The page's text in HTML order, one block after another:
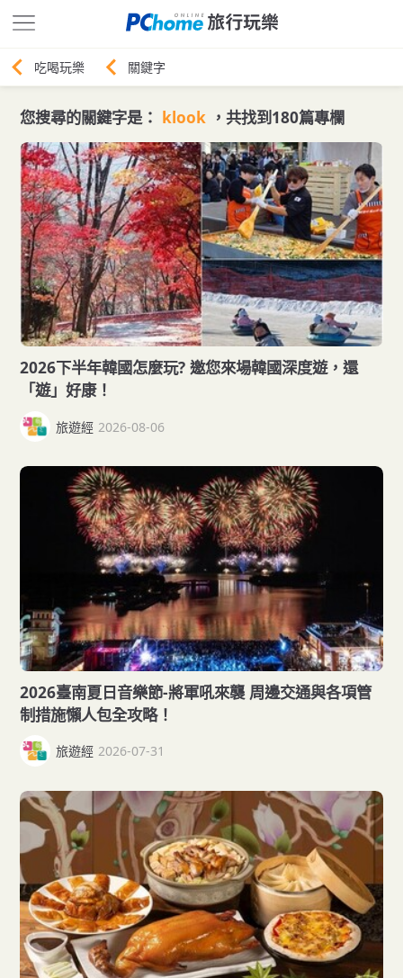
您搜尋的關鍵字是： klook，共找到180篇專欄
2026下半年韓國怎麼玩? 邀您來場韓國深度遊，還
「遊」好康！
旅遊經 2026-08-06
2026臺南夏日音樂節-將軍吼來襲 周邊交通與各項管
制措施懶人包全攻略！
旅遊經 2026-07-31